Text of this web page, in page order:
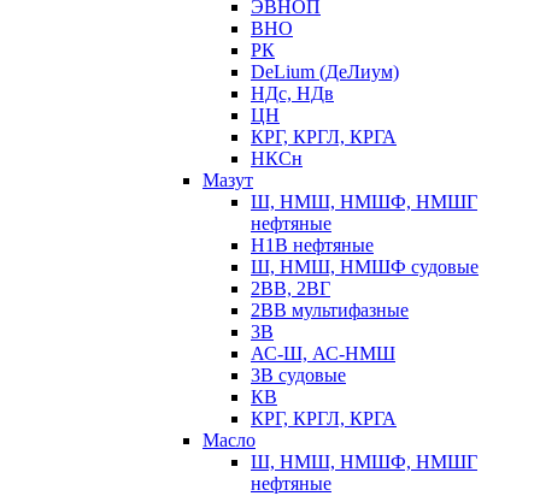
ЭВНОП
ВНО
РК
DeLium (ДеЛиум)
НДс, НДв
ЦН
КРГ, КРГЛ, КРГА
НКСн
Мазут
Ш, НМШ, НМШФ, НМШГ
нефтяные
Н1В нефтяные
Ш, НМШ, НМШФ судовые
2ВВ, 2ВГ
2ВВ мультифазные
3В
АС-Ш, АС-НМШ
3В судовые
КВ
КРГ, КРГЛ, КРГА
Масло
Ш, НМШ, НМШФ, НМШГ
нефтяные